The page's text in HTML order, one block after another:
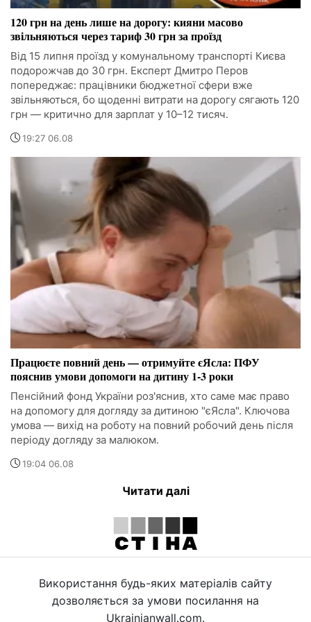
120 грн на день лише на дорогу: кияни масово
звільняються через тариф 30 грн за проїзд
Від 15 липня проїзд у комунальному транспорті Києва
подорожчав до 30 грн. Експерт Дмитро Перов
попереджає: працівники бюджетної сфери вже
звільняються, бо щоденні витрати на дорогу сягають 120
грн — критично для зарплат у 10–12 тисяч.
19:27 06.08
Працюєте повний день — отримуйте єЯсла: ПФУ
пояснив умови допомоги на дитину 1-3 роки
Пенсійний фонд України роз'яснив, хто саме має право
на допомогу для догляду за дитиною "єЯсла". Ключова
умова — вихід на роботу на повний робочий день після
періоду догляду за малюком.
19:04 06.08
Читати далі
Використання будь-яких матеріалів сайту
дозволяється за умови посилання на
Ukrainianwall.com.